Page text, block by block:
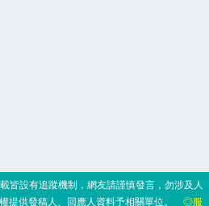
皆設有追蹤機制，網友請謹慎發言，勿涉及人
提供發稿人、回應人資料予相關單位。 ◎服